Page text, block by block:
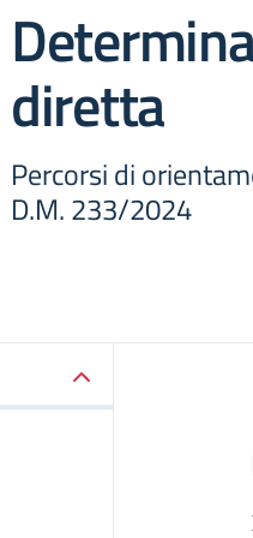
diretta
Percorsi di
D.M. 233/2024